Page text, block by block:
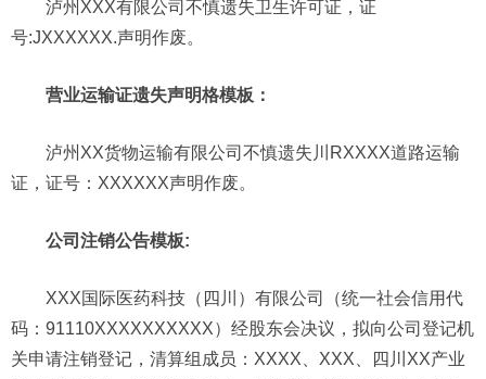
泸州XXX有限公司不慎遗失卫生许可证，证
号:JXXXXXX.声明作废。
营业运输证遗失声明格模板：
泸州XX货物运输有限公司不慎遗失川RXXXX道路运输
证，证号：XXXXXX声明作废。
公司注销公告模板:
XXX国际医药科技（四川）有限公司（统一社会信用代
码：91110XXXXXXXXXX）经股东会决议，拟向公司登记机
关申请注销登记，清算组成员：XXXX、XXX、四川XX产业